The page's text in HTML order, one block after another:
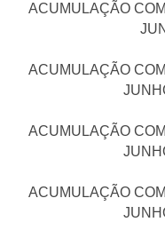
ACUMULAÇÃO
ACUMULAÇÃO
ACUMULAÇÃO
ACUMULAÇÃO